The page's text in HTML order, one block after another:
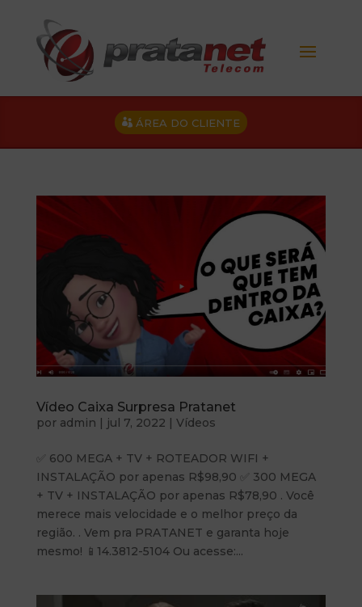
ÁREA DO CLIENTE
Vídeo Caixa Surpresa Pratanet
por admin jul 7, 2022 Vídeos
✅ 600 MEGA + TV + ROTEADOR WIFI +
INSTALAÇÃO por apenas R$98,90 ✅ 300 MEGA
+ TV + INSTALAÇÃO por apenas R$78,90 . Você
merece mais velocidade e o melhor preço da
região. . Vem pra PRATANET e garanta hoje
mesmo! 📱14.3812-5104 Ou acesse:...